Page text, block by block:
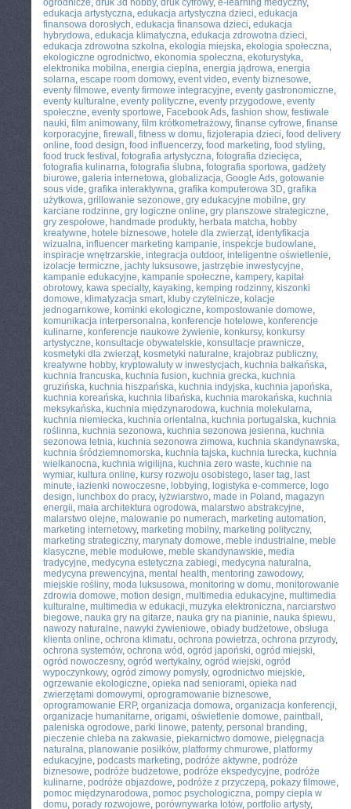
ogrodnicze, druk 3d hobby, druk cyfrowy, e-learning medyczny,
edukacja artystyczna, edukacja artystyczna dzieci, edukacja
finansowa dorosłych, edukacja finansowa dzieci, edukacja
hybrydowa, edukacja klimatyczna, edukacja zdrowotna dzieci,
edukacja zdrowotna szkolna, ekologia miejska, ekologia społeczna,
ekologiczne ogrodnictwo, ekonomia społeczna, ekoturystyka,
elektronika mobilna, energia cieplna, energia jądrowa, energia
solarna, escape room domowy, event video, eventy biznesowe,
eventy filmowe, eventy firmowe integracyjne, eventy gastronomiczne,
eventy kulturalne, eventy polityczne, eventy przygodowe, eventy
społeczne, eventy sportowe, Facebook Ads, fashion show, festiwale
nauki, film animowany, film krótkometrażowy, finanse cyfrowe, finanse
korporacyjne, firewall , fitness w domu, fizjoterapia dzieci, food delivery
online, food design, food influencerzy, food marketing, food styling,
food truck festival , fotografia artystyczna, fotografia dziecięca,
fotografia kulinarna, fotografia ślubna, fotografia sportowa, gadżety
biurowe, galeria internetowa, globalizacja, Google Ads, gotowanie
sous vide, grafika interaktywna, grafika komputerowa 3D, grafika
użytkowa, grillowanie sezonowe, gry edukacyjne mobilne, gry
karciane rodzinne, gry logiczne online, gry planszowe strategiczne,
gry zespołowe, handmade produkty, herbata matcha, hobby
kreatywne, hotele biznesowe, hotele dla zwierząt, identyfikacja
wizualna, influencer marketing kampanie, inspekcje budowlane,
inspiracje wnętrzarskie, integracja outdoor, inteligentne oświetlenie,
izolacje termiczne, jachty luksusowe, jastrzębie inwestycyjne,
kampanie edukacyjne, kampanie społeczne, kampery, kapitał
obrotowy, kawa specialty, kayaking, kemping rodzinny, kiszonki
domowe, klimatyzacja smart, kluby czytelnicze, kolacje
jednogarnkowe, kominki ekologiczne, kompostowanie domowe,
komunikacja interpersonalna, konferencje hotelowe, konferencje
kulinarne, konferencje naukowe żywienie, konkursy, konkursy
artystyczne, konsultacje obywatelskie, konsultacje prawnicze,
kosmetyki dla zwierząt, kosmetyki naturalne, krajobraz publiczny,
kreatywne hobby, kryptowaluty w inwestycjach, kuchnia bałkańska,
kuchnia francuska, kuchnia fusion, kuchnia grecka, kuchnia
gruzińska, kuchnia hiszpańska, kuchnia indyjska, kuchnia japońska,
kuchnia koreańska, kuchnia libańska, kuchnia marokańska, kuchnia
meksykańska, kuchnia międzynarodowa, kuchnia molekularna,
kuchnia niemiecka, kuchnia orientalna, kuchnia portugalska, kuchnia
roślinna, kuchnia sezonowa, kuchnia sezonowa jesienna, kuchnia
sezonowa letnia, kuchnia sezonowa zimowa, kuchnia skandynawska,
kuchnia śródziemnomorska, kuchnia tajska, kuchnia turecka, kuchnia
wielkanocna, kuchnia wigilijna, kuchnia zero waste, kuchnie na
wymiar, kultura online, kursy rozwoju osobistego, laser tag, last
minute, łazienki nowoczesne, lobbying, logistyka e-commerce, logo
design, lunchbox do pracy, łyżwiarstwo, made in Poland , magazyn
energii, mała architektura ogrodowa, malarstwo abstrakcyjne,
malarstwo olejne, malowanie po numerach, marketing automation,
marketing internetowy, marketing mobilny, marketing polityczny,
marketing strategiczny, marynaty domowe, meble industrialne, meble
klasyczne, meble modułowe, meble skandynawskie, media
tradycyjne, medycyna estetyczna zabiegi, medycyna naturalna,
medycyna prewencyjna, mental health, mentoring zawodowy,
miejskie rośliny, moda luksusowa, monitoring w domu, monitorowanie
zdrowia domowe, motion design, multimedia edukacyjne, multimedia
kulturalne, multimedia w edukacji, muzyka elektroniczna, narciarstwo
biegowe, nauka gry na gitarze, nauka gry na pianinie, nauka śpiewu,
nawozy naturalne, nawyki żywieniowe, obiady budżetowe, obsługa
klienta online, ochrona klimatu, ochrona powietrza, ochrona przyrody,
ochrona systemów, ochrona wód , ogród japoński, ogród miejski,
ogród nowoczesny, ogród wertykalny, ogród wiejski, ogród
wypoczynkowy, ogród zimowy pomysły, ogrodnictwo miejskie,
ogrzewanie ekologiczne, opieka nad seniorami, opieka nad
zwierzętami domowymi, oprogramowanie biznesowe,
oprogramowanie ERP, organizacja domowa, organizacja konferencji,
organizacje humanitarne, origami, oświetlenie domowe, paintball ,
paleniska ogrodowe, parki linowe, patenty, personal branding,
pieczenie chleba na zakwasie, piekarnictwo domowe, pielęgnacja
naturalna, planowanie posiłków, platformy chmurowe, platformy
edukacyjne, podcasts marketing, podróże aktywne, podróże
biznesowe, podróże budżetowe, podróże ekspedycyjne, podróże
kulinarne, podróże objazdowe, podróże z przyczepą, pokazy filmowe,
pomoc międzynarodowa, pomoc psychologiczna, pompy ciepła w
domu, porady rozwojowe, porównywarka lotów, portfolio artysty,